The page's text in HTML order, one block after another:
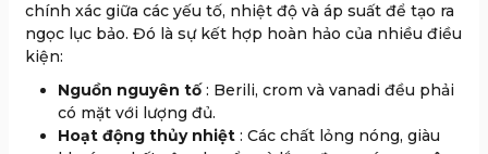
chính xác giữa các yếu tố, nhiệt độ và áp suất để tạo ra
ngọc lục bảo. Đó là sự kết hợp hoàn hảo của nhiều điều
kiện:
Nguồn nguyên tố: Berili, crom và vanadi đều phải
có mặt với lượng đủ.
Hoạt động thủy nhiệt : Các chất lỏng nóng, giàu